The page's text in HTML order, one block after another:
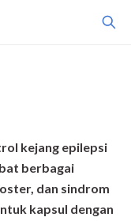
kejang epilepsi
berbagai
dan sindrom
kapsul dengan